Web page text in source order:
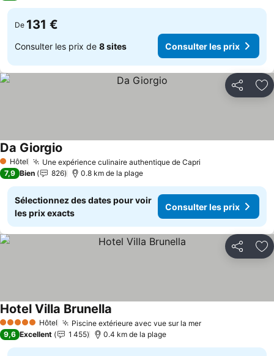
De 131 €
Consulter les prix de 8 sites Consulter les prix
Partager
1 Étoiles
Hôtel Une expérience culinaire authentique de Capri
Da Giorgio
7,9 Bien 826 0.8 km de la plage
Sélectionnez des dates pour voir
les prix exacts
Consulter les prix
Partager
5 Étoiles Hôtel Piscine extérieure avec vue sur la mer
Hotel Villa Brunella
9,6 Excellent 1 455 0.4 km de la plage